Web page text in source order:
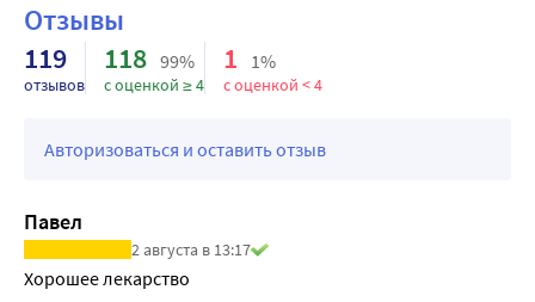
Отзывы
119
отзывов
118 99%
с оценкой ≥ 4
1 1%
с оценкой < 4
Авторизоваться и оставить отзыв
Павел
2 августа в 13:17
Хорошее лекарство